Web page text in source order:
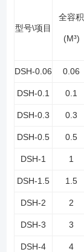
型号\项目
全容积
(M³)
DSH-0.06 0.06
DSH-0.1 0.1
DSH-0.3 0.3
DSH-0.5 0.5
DSH-1 1
DSH-1.5 1.5
DSH-2 2
DSH-3 3
DSH-4 4